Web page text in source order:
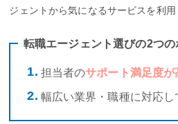
ジェントから気になるサービスを利用
転職エージェント選びの2つの
担当者のサポート満足度が
幅広い業界・職種に対応し